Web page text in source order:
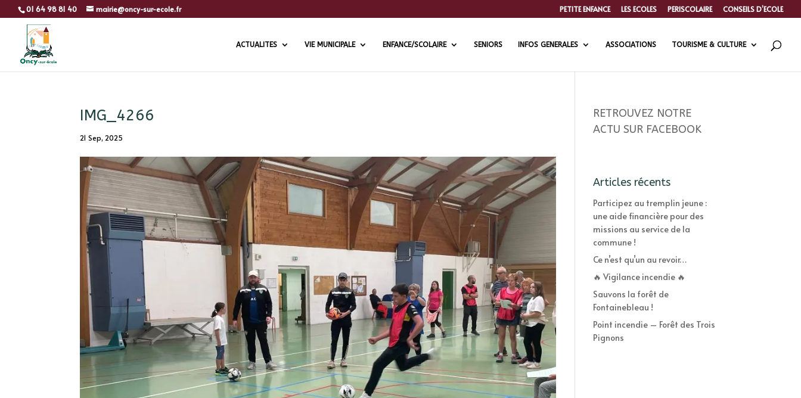
01 64 98 81 40 mairie@oncy-sur-ecole.fr PETITE ENFANCE LES ECOLES PERISCOLAIRE CONSEILS D’ECOLE
ACTUALITES VIE MUNICIPALE ENFANCE/SCOLAIRE SENIORS INFOS GENERALES ASSOCIATIONS TOURISME & CULTURE
IMG_4266
21 Sep, 2025
RETROUVEZ NOTRE
ACTU SUR FACEBOOK
Articles récents
Participez au tremplin jeune :
une aide financière pour des
missions au service de la
commune !
Ce n’est qu’un au revoir…
🔥 Vigilance incendie 🔥
Sauvons la forêt de
Fontainebleau !
Point incendie – Forêt des Trois
Pignons